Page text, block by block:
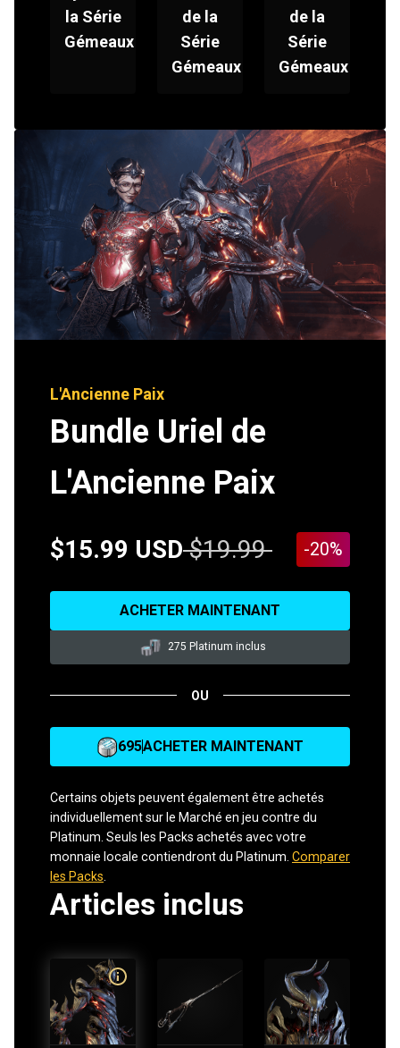
la Série
Gémeaux
de la
Série
Gémeaux
de la
Série
Gémeaux
L'Ancienne Paix
Bundle Uriel de
L'Ancienne Paix
$15.99 USD $19.99 -20%
ACHETER MAINTENANT
275 Platinum inclus
OU
695ACHETER MAINTENANT
Certains objets peuvent également être achetés
individuellement sur le Marché en jeu contre du
Platinum. Seuls les Packs achetés avec votre
monnaie locale contiendront du Platinum. Comparer
les Packs
Articles inclus